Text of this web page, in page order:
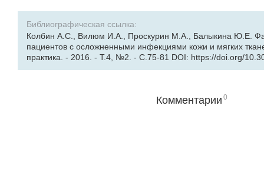
Библиографическая ссылка:
Колбин А.С., Вилюм И.А., Проскурин М.А., Балыкина Ю.Е.
пациентов с осложненными инфекциями кожи и мягких
практика. - 2016. - Т.4, №2. - С.75-81 DOI: https://doi.org/
Комментарии 0